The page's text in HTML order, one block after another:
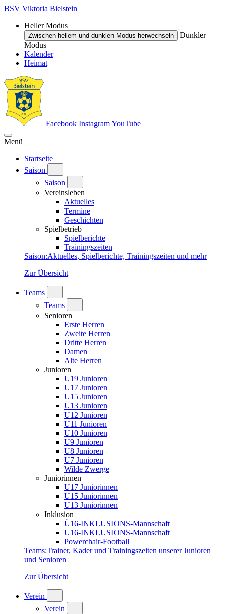
BSV Viktoria Bielstein
Heller Modus
Zwischen hellem und dunklen Modus herwechseln
Dunkler
Modus
Kalender
Heimat
Facebook InstagramYouTube
Menü
Startseite
Saison
Saison
Vereinsleben
Aktuelles
Termine
Geschichten
Spielbetrieb
Spielberichte
Trainingszeiten
Saison:Aktuelles, Spielberichte, Trainingszeiten und mehr
Zur Übersicht
Teams
Teams
Senioren
Erste Herren
Zweite Herren
Dritte Herren
Damen
Alte Herren
Junioren
U19 Junioren
U17 Junioren
U15 Junioren
U13 Junioren
U12 Junioren
U11 Junioren
U10 Junioren
U9 Junioren
U8 Junioren
U7 Junioren
Wilde Zwerge
Juniorinnen
U17 Juniorinnen
U15 Juniorinnen
U13 Juniorinnen
Inklusion
Ü16-INKLUSIONS-Mannschaft
U16-INKLUSIONS-Mannschaft
Powerchair-Football
Teams:Trainer, Kader und Trainingszeiten unserer Junioren
und Senioren
Zur Übersicht
Verein
Verein